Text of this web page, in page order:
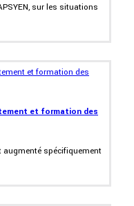
sur les situations
et formation des
augmenté spécifiquement